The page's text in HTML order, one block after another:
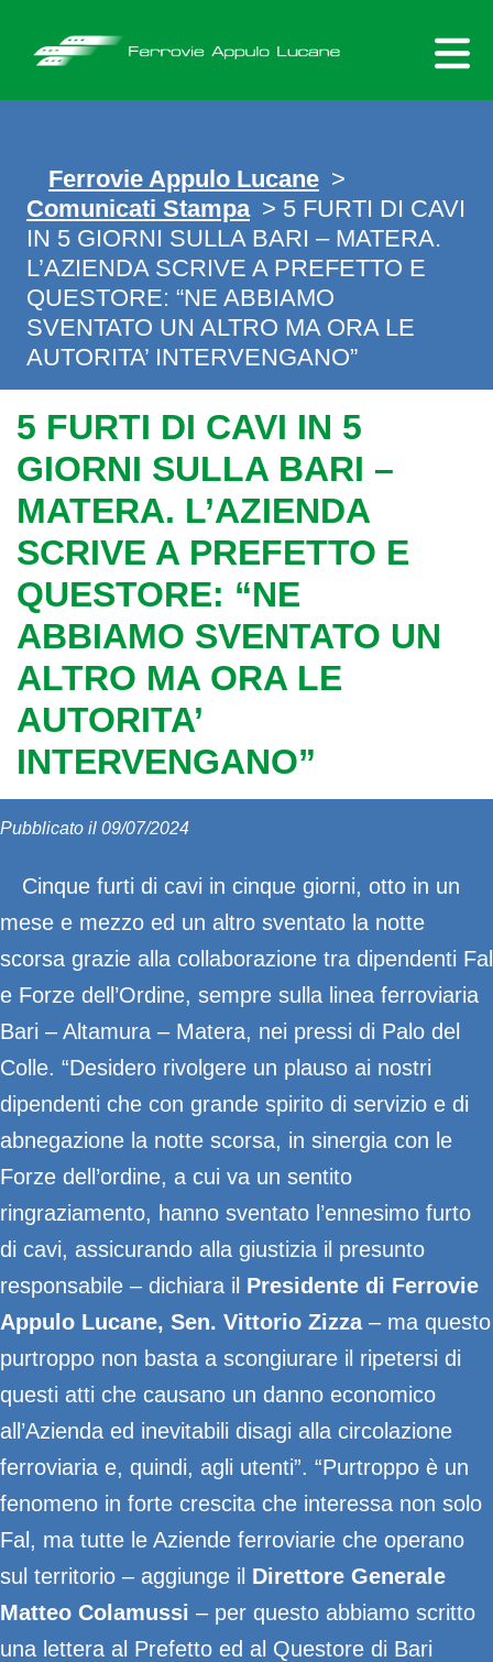
content
Ferrovie Appulo Lucane >
Comunicati Stampa > 5 FURTI DI CAVI
IN 5 GIORNI SULLA BARI – MATERA.
L’AZIENDA SCRIVE A PREFETTO E
QUESTORE: “NE ABBIAMO
SVENTATO UN ALTRO MA ORA LE
AUTORITA’ INTERVENGANO”
5 FURTI DI CAVI IN 5
GIORNI SULLA BARI –
MATERA. L’AZIENDA
SCRIVE A PREFETTO E
QUESTORE: “NE
ABBIAMO SVENTATO UN
ALTRO MA ORA LE
AUTORITA’
INTERVENGANO”
Pubblicato il 09/07/2024
Cinque furti di cavi in cinque giorni, otto in un
mese e mezzo ed un altro sventato la notte
scorsa grazie alla collaborazione tra dipendenti Fal
e Forze dell’Ordine, sempre sulla linea ferroviaria
Bari – Altamura – Matera, nei pressi di Palo del
Colle. “Desidero rivolgere un plauso ai nostri
dipendenti che con grande spirito di servizio e di
abnegazione la notte scorsa, in sinergia con le
Forze dell’ordine, a cui va un sentito
ringraziamento, hanno sventato l’ennesimo furto
di cavi, assicurando alla giustizia il presunto
responsabile – dichiara il Presidente di Ferrovie
Appulo Lucane, Sen. Vittorio Zizza– ma questo
purtroppo non basta a scongiurare il ripetersi di
questi atti che causano un danno economico
all’Azienda ed inevitabili disagi alla circolazione
ferroviaria e, quindi, agli utenti”. “Purtroppo è un
fenomeno in forte crescita che interessa non solo
Fal, ma tutte le Aziende ferroviarie che operano
sul territorio – aggiunge il Direttore Generale
Matteo Colamussi – per questo abbiamo scritto
una lettera al Prefetto ed al Questore di Bari